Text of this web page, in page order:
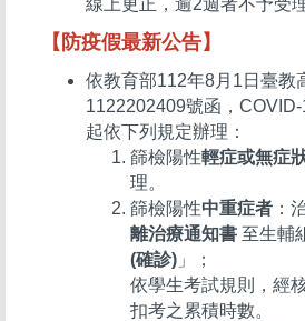
線上更正，逾2週者不予受理
【防疫假最新公告】
依教育部112年8月1日臺教
1122202409號函，
起依下列規定辦理：
篩檢陽性輕症或無症
理。
篩檢陽性中重症者 ：
離治療通知書 至生輔
(確診) 」；
依學生考試規則，經
扣考之累積時數。